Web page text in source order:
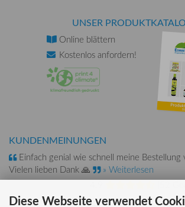
UNSER
Online blättern
Kostenlos anfordern!
KUNDENMEINUNGEN
Einfach genial wie schnell meine Bestellung
Vielen lieben Dank 🙏
» Weiterlesen
Diese Webseite verwendet